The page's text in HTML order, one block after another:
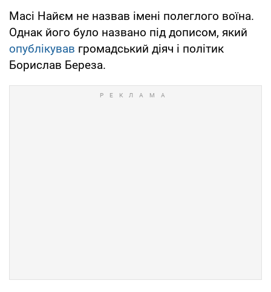
Масі Найєм не назвав імені полеглого воїна.
Однак його було названо під дописом, який
опублікував громадський діяч і політик
Борислав Береза.